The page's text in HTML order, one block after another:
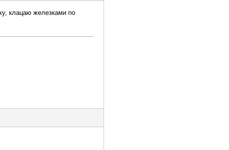
клацаю железками по